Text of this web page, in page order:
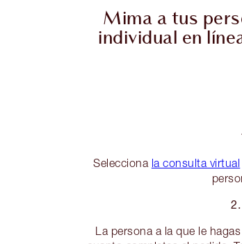
Mima a tus
individual en
Selecciona la consulta virtual
La persona a la que le